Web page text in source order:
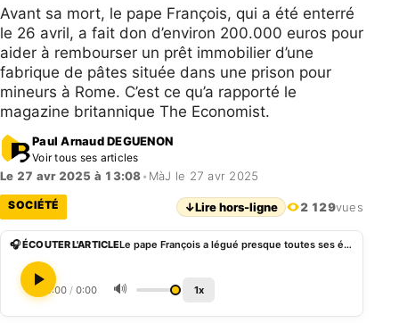
Avant sa mort, le pape François, qui a été enterré
le 26 avril, a fait don d’environ 200.000 euros pour
aider à rembourser un prêt immobilier d’une
fabrique de pâtes située dans une prison pour
mineurs à Rome. C’est ce qu’a rapporté le
magazine britannique The Economist.
Paul Arnaud DEGUENON
Voir tous ses articles
Le 27 avr 2025 à 13:08• MàJ le 27 avr 2025
SOCIÉTÉ ↓Lire hors-ligne 2 129vues
🎧 ÉCOUTER L'ARTICLE Le pape François a légué presque toutes ses économies à une prison pour mineurs à Rome
0:00 / 0:00 🔊 1x